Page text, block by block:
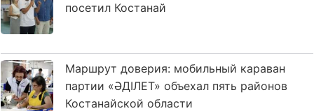
посетил Костанай
Маршрут доверия: мобильный караван
партии «ӘДІЛЕТ» объехал пять районов
Костанайской области